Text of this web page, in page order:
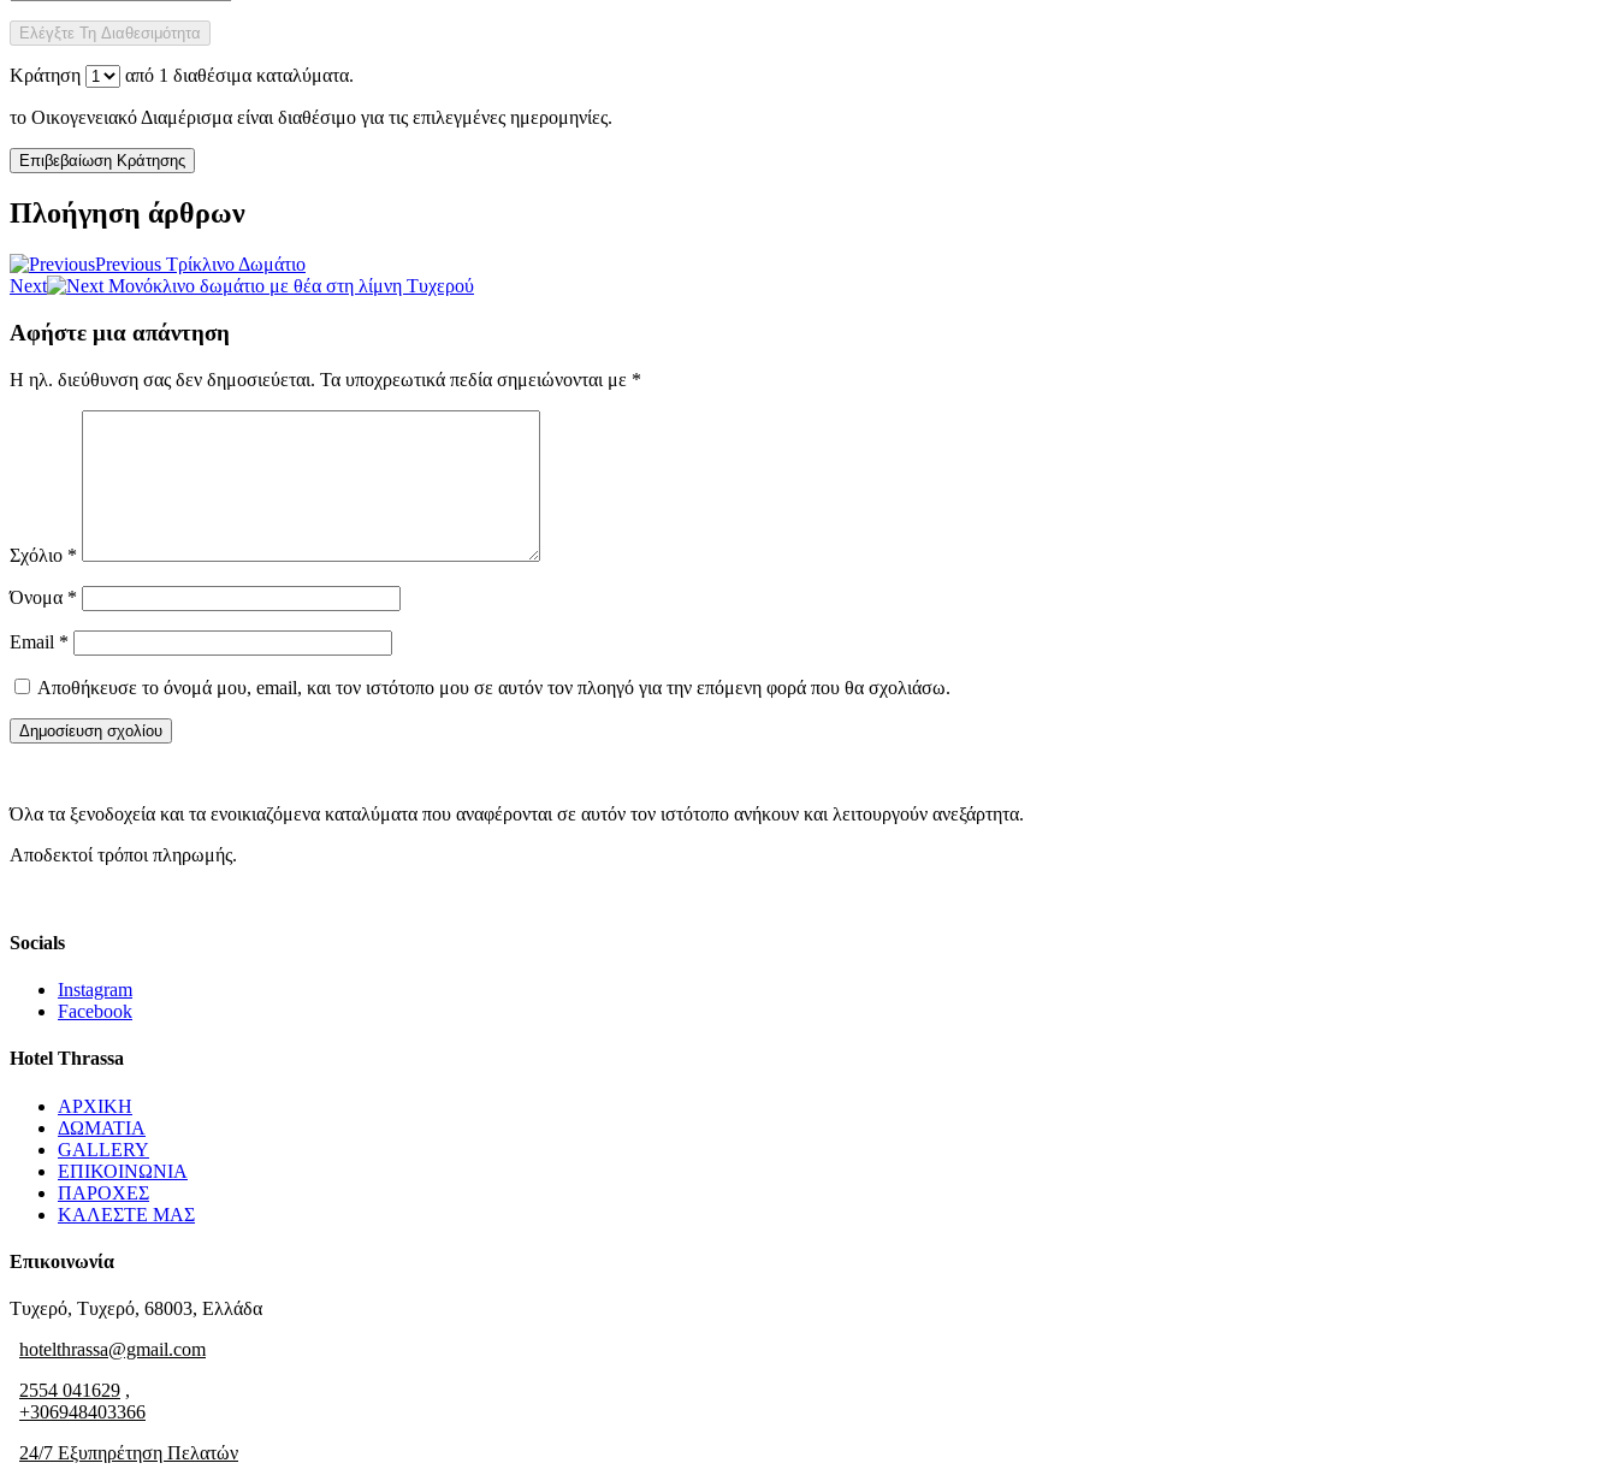
Κράτηση από 1 διαθέσιμα καταλύματα.
το Οικογενειακό Διαμέρισμα είναι διαθέσιμο για τις επιλεγμένες ημερομηνίες.
Πλοήγηση άρθρων
Previous Τρίκλινο Δωμάτιο
Next
Μονόκλινο δωμάτιο με θέα στη λίμνη Τυχερού
Αφήστε μια απάντηση
Η ηλ. διεύθυνση σας δεν δημοσιεύεται. Τα υποχρεωτικά πεδία σημειώνονται με *
Σχόλιο *
Όνομα *
Email *
Αποθήκευσε το όνομά μου, email, και τον ιστότοπο μου σε αυτόν τον πλοηγό για την επόμενη φορά που θα σχολιάσω.
Όλα τα ξενοδοχεία και τα ενοικιαζόμενα καταλύματα που αναφέρονται σε αυτόν τον ιστότοπο ανήκουν και λειτουργούν ανεξάρτητα.
Αποδεκτοί τρόποι πληρωμής.
Socials
Instagram
Facebook
Hotel Thrassa
ΑΡΧΙΚΗ
ΔΩΜΑΤΙΑ
GALLERY
ΕΠΙΚΟΙΝΩΝΙΑ
ΠΑΡΟΧΕΣ
ΚΑΛΕΣΤΕ ΜΑΣ
Επικοινωνία
Τυχερό, Τυχερό, 68003, Ελλάδα
hotelthrassa@gmail.com
2554 041629 ,
+306948403366
24/7 Εξυπηρέτηση Πελατών